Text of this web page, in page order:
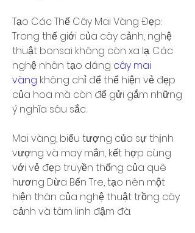
Tạo Các Thế Cây Mai Vàng Đẹp:
Trong thế giới của cây cảnh, nghệ
thuật bonsai không còn xa lạ. Các
nghệ nhân tạo dáng cây mai
vàng không chỉ để thể hiện vẻ đẹp
của hoa mà còn để gửi gắm những
ý nghĩa sâu sắc.
Mai vàng, biểu tượng của sự thịnh
vượng và may mắn, kết hợp cùng
với vẻ đẹp truyền thống của quê
hương Dừa Bến Tre, tạo nên một
hiện thân của nghệ thuật trồng cây
cảnh và tâm linh đậm đà.